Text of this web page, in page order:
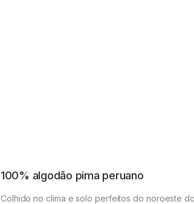
100% algodão pima peruano
Colhido no clima e solo perfeitos do noroeste